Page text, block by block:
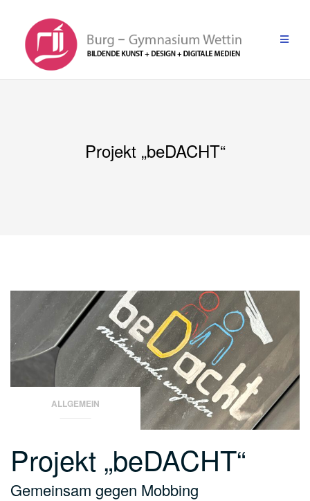
springen
Projekt „beDACHT“
ALLGEMEIN
Projekt „beDACHT“
Gemeinsam gegen Mobbing